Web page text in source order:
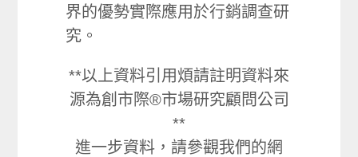
界的優勢實際應用於行銷調查研
究。
**以上資料引用煩請註明資料來
源為創市際®市場研究顧問公司
**
進一步資料，請參觀我們的網